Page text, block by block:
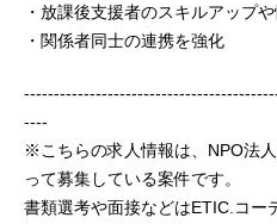
・放課後支援者のスキルアップ
・関係者同士の連携を強化
----
※こちらの求人情報は、NPO法
って募集している案件です。
書類選考や面接などはETIC.コー